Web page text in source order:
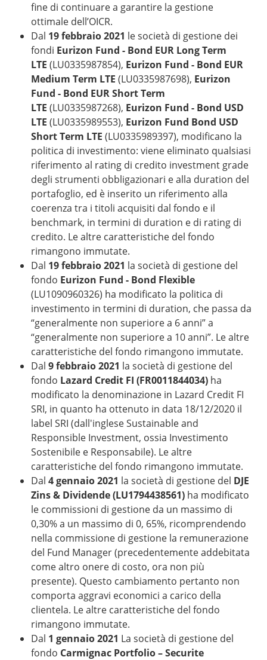
fine di continuare a garantire la gestione
ottimale dell’OICR.
Dal 19 febbraio 2021 le società di gestione dei
fondi Eurizon Fund - Bond EUR Long Term
LTE (LU0335987854), Eurizon Fund - Bond EUR
Medium Term LTE (LU0335987698), Eurizon
Fund - Bond EUR Short Term
LTE (LU0335987268), Eurizon Fund - Bond USD
LTE (LU0335989553), Eurizon Fund Bond USD
Short Term LTE (LU0335989397), modificano la
politica di investimento: viene eliminato qualsiasi
riferimento al rating di credito investment grade
degli strumenti obbligazionari e alla duration del
portafoglio, ed è inserito un riferimento alla
coerenza tra i titoli acquisiti dal fondo e il
benchmark, in termini di duration e di rating di
credito. Le altre caratteristiche del fondo
rimangono immutate.
Dal 19 febbraio 2021 la società di gestione del
fondo Eurizon Fund - Bond Flexible
(LU1090960326) ha modificato la politica di
investimento in termini di duration, che passa da
“generalmente non superiore a 6 anni” a
“generalmente non superiore a 10 anni”. Le altre
caratteristiche del fondo rimangono immutate.
Dal 9 febbraio 2021 la società di gestione del
fondo Lazard Credit FI (FR0011844034) ha
modificato la denominazione in Lazard Credit FI
SRI, in quanto ha ottenuto in data 18/12/2020 il
label SRI (dall'inglese Sustainable and
Responsible Investment, ossia Investimento
Sostenibile e Responsabile). Le altre
caratteristiche del fondo rimangono immutate.
Dal 4 gennaio 2021 la società di gestione del DJE
Zins & Dividende (LU1794438561)ha modificato
le commissioni di gestione da un massimo di
0,30% a un massimo di 0, 65%, ricomprendendo
nella commissione di gestione la remunerazione
del Fund Manager (precedentemente addebitata
come altro onere di costo, ora non più
presente). Questo cambiamento pertanto non
comporta aggravi economici a carico della
clientela. Le altre caratteristiche del fondo
rimangono immutate.
Dal 1 gennaio 2021 La società di gestione del
fondo Carmignac Portfolio – Securite